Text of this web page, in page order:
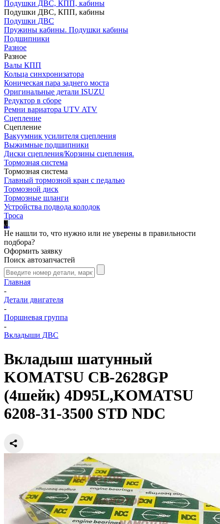
Подушки ДВС, КПП, кабины
Подушки ДВС, КПП, кабины
Подушки ДВС
Пружины кабины. Подушки кабины
Подшипники
Разное
Разное
Валы КПП
Кольца синхронизатора
Коническая пара заднего моста
Оригинальные детали ISUZU
Редуктор в сборе
Ремни вариатора UTV ATV
Сцепление
Сцепление
Вакуумник усилителя сцепления
Выжимные подшипники
Диски сцепления/Корзины сцепления.
Тормозная система
Тормозная система
Главный тормозной кран с педалью
Тормозной диск
Тормозные шланги
Устройства подвода колодок
Троса
...
Не нашли то, что нужно или не уверены в правильности
подбора?
Оформить заявку
Поиск автозапчастей
Главная
-
Детали двигателя
-
Поршневая группа
-
Вкладыши ДВС
Вкладыш шатунный
KOMATSU CB-2628GP
(4шейк) 4D95L,KOMATSU
6208-31-3500 STD NDC